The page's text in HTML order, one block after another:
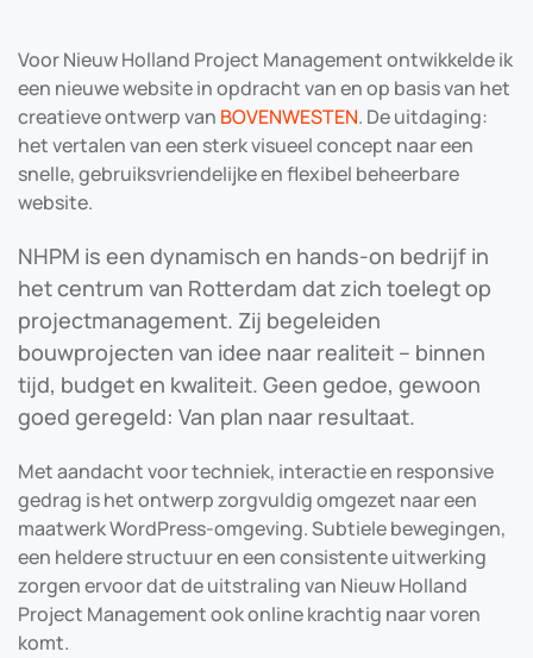
Voor Nieuw Holland Project Management ontwikkelde ik
een nieuwe website in opdracht van en op basis van het
creatieve ontwerp van BOVENWESTEN. De uitdaging:
het vertalen van een sterk visueel concept naar een
snelle, gebruiksvriendelijke en flexibel beheerbare
website.
NHPM is een dynamisch en hands-on bedrijf in
het centrum van Rotterdam dat zich toelegt op
projectmanagement. Zij begeleiden
bouwprojecten van idee naar realiteit – binnen
tijd, budget en kwaliteit. Geen gedoe, gewoon
goed geregeld: Van plan naar resultaat.
Met aandacht voor techniek, interactie en responsive
gedrag is het ontwerp zorgvuldig omgezet naar een
maatwerk WordPress-omgeving. Subtiele bewegingen,
een heldere structuur en een consistente uitwerking
zorgen ervoor dat de uitstraling van Nieuw Holland
Project Management ook online krachtig naar voren
komt.